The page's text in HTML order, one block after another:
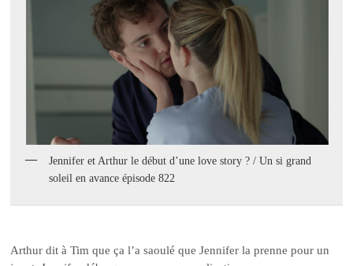
Jennifer et Arthur le début d’une love story ? / Un si grand
soleil en avance épisode 822
Arthur dit à Tim que ça l’a saoulé que Jennifer la prenne pour un